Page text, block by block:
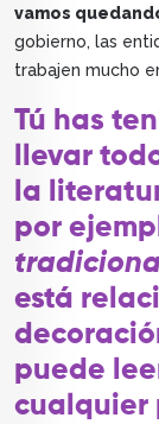
vamos
gobierno, las
trabajen mucho
Tú has
llevar
la
por
está
puede
cualquier